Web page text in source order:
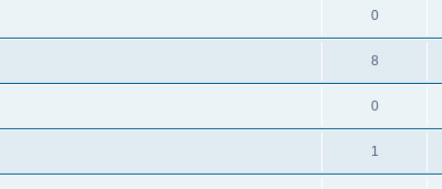
0
8
0
1